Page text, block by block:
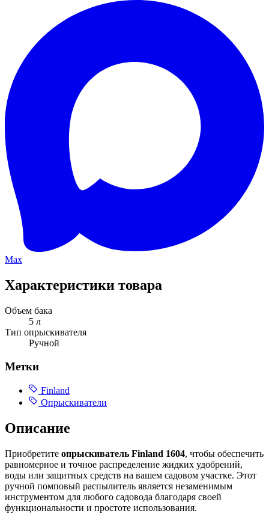
Max
Характеристики товара
Объем бака
5 л
Тип опрыскивателя
Ручной
Метки
Finland
Опрыскиватели
Описание
Приобретите опрыскиватель Finland 1604, чтобы обеспечить
равномерное и точное распределение жидких удобрений,
воды или защитных средств на вашем садовом участке. Этот
ручной помповый распылитель является незаменимым
инструментом для любого садовода благодаря своей
функциональности и простоте использования.